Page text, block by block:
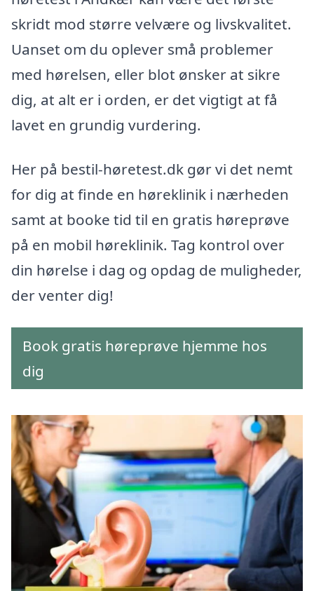
skridt mod større velvære og livskvalitet.
Uanset om du oplever små problemer
med hørelsen, eller blot ønsker at sikre
dig, at alt er i orden, er det vigtigt at få
lavet en grundig vurdering.
Her på bestil-høretest.dk gør vi det nemt
for dig at finde en høreklinik i nærheden
samt at booke tid til en gratis høreprøve
på en mobil høreklinik. Tag kontrol over
din hørelse i dag og opdag de muligheder,
der venter dig!
Book gratis høreprøve hjemme hos
dig